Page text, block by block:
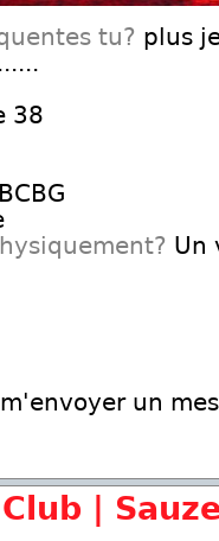
tu? plus
38
BCBG
Un
un
|